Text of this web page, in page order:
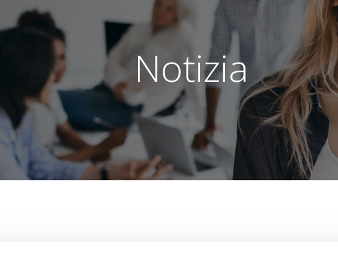
Notizia